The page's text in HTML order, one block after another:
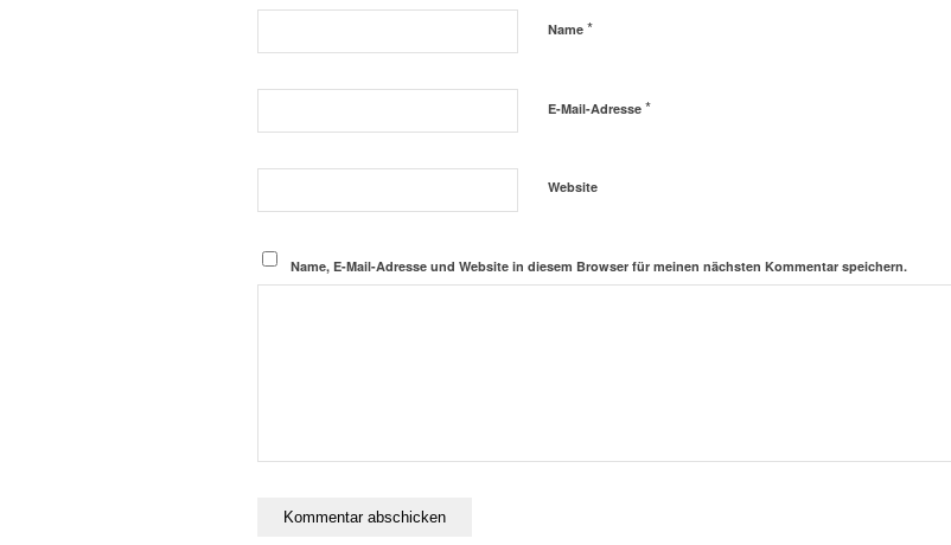
Name *
E-Mail-Adresse *
Website
Name, E-Mail-Adresse und Website in diesem Browser für meinen nächsten Kommentar speichern.